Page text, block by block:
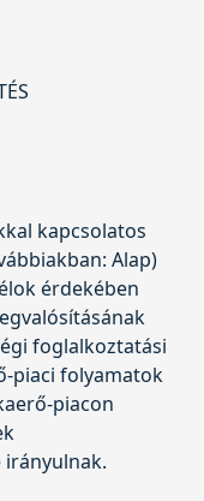
kapcsolatos
Alap)
érdekében
foglalkoztatási
piaci folyamatok
piacon